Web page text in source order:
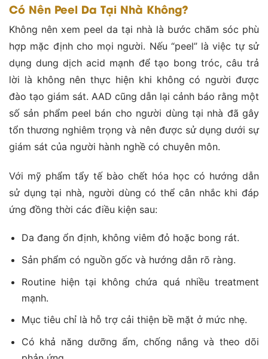
Có Nên Peel Da Tại Nhà Không?
Không nên xem peel da tại nhà là bước chăm sóc phù
hợp mặc định cho mọi người. Nếu “peel” là việc tự sử
dụng dung dịch acid mạnh để tạo bong tróc, câu trả
lời là không nên thực hiện khi không có người được
đào tạo giám sát. AAD cũng dẫn lại cảnh báo rằng một
số sản phẩm peel bán cho người dùng tại nhà đã gây
tổn thương nghiêm trọng và nên được sử dụng dưới sự
giám sát của người hành nghề có chuyên môn.
Với mỹ phẩm tẩy tế bào chết hóa học có hướng dẫn
sử dụng tại nhà, người dùng có thể cân nhắc khi đáp
ứng đồng thời các điều kiện sau:
Da đang ổn định, không viêm đỏ hoặc bong rát.
Sản phẩm có nguồn gốc và hướng dẫn rõ ràng.
Routine hiện tại không chứa quá nhiều treatment
mạnh.
Mục tiêu chỉ là hỗ trợ cải thiện bề mặt ở mức nhẹ.
Có khả năng dưỡng ẩm, chống nắng và theo dõi